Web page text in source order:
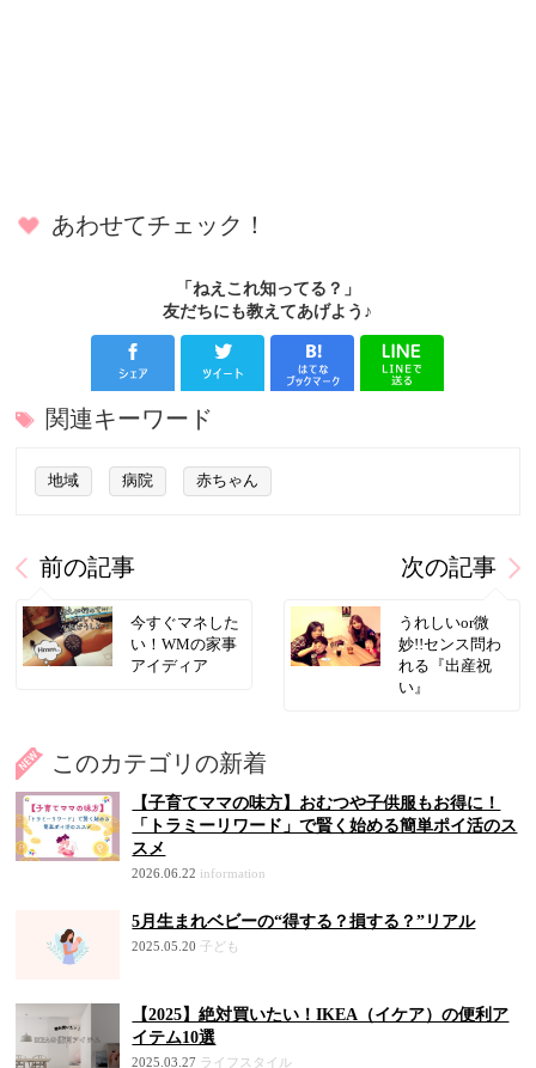
あわせてチェック！
「ねえこれ知ってる？」
友だちにも教えてあげよう♪
関連キーワード
地域 病院 赤ちゃん
前の記事
今すぐマネした
い！WMの家事
アイディア
次の記事
うれしいor微
妙!!センス問わ
れる『出産祝
い』
このカテゴリの新着
【子育てママの味方】おむつや子供服もお得に！
「トラミーリワード」で賢く始める簡単ポイ活のス
スメ
2026.06.22 information
5月生まれベビーの“得する？損する？”リアル
2025.05.20 子ども
【2025】絶対買いたい！IKEA（イケア）の便利ア
イテム10選
2025.03.27 ライフスタイル